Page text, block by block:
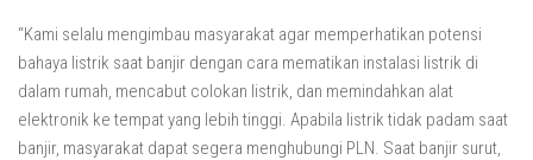
“Kami selalu mengimbau masyarakat agar memperhatikan potensi
bahaya listrik saat banjir dengan cara mematikan instalasi listrik di
dalam rumah, mencabut colokan listrik, dan memindahkan alat
elektronik ke tempat yang lebih tinggi. Apabila listrik tidak padam saat
banjir, masyarakat dapat segera menghubungi PLN. Saat banjir surut,